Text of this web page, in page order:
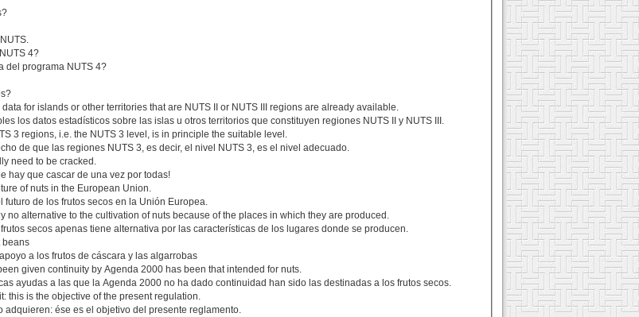
4?
del programa NUTS 4?
for islands or other territories that are NUTS II or NUTS III regions are already available.
los datos estadísticos sobre las islas u otros territorios que constituyen regiones NUTS II y NUTS III.
3 regions, i.e. the NUTS 3 level, is in principle the suitable level.
de que las regiones NUTS 3, es decir, el nivel NUTS 3, es el nivel adecuado.
need to be cracked.
hay que cascar de una vez por todas!
of nuts in the European Union.
de los frutos secos en la Unión Europea.
no alternative to the cultivation of nuts because of the places in which they are produced.
secos apenas tiene alternativa por las características de los lugares donde se producen.
beans
a los frutos de cáscara y las algarrobas
given continuity by Agenda 2000 has been that intended for nuts.
ayudas a las que la Agenda 2000 no ha dado continuidad han sido las destinadas a los frutos secos.
this is the objective of the present regulation.
ése es el objetivo del presente reglamento.